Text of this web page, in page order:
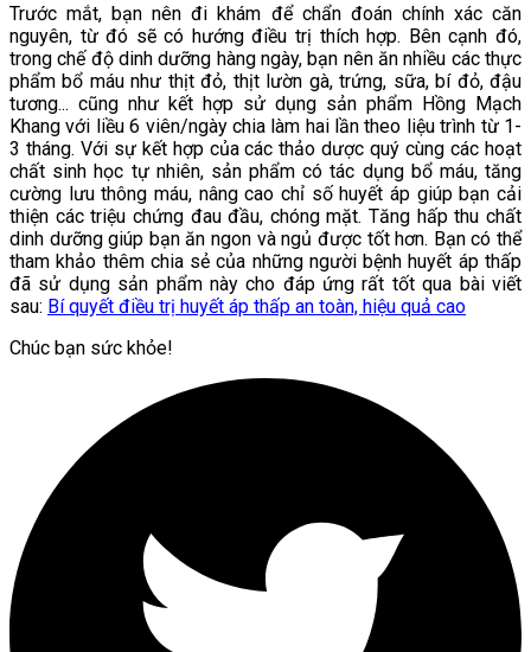
Trước mắt, bạn nên đi khám để chẩn đoán chính xác căn
nguyên, từ đó sẽ có hướng điều trị thích hợp. Bên cạnh đó,
trong chế độ dinh dưỡng hàng ngày, bạn nên ăn nhiều các thực
phẩm bổ máu như thịt đỏ, thịt lườn gà, trứng, sữa, bí đỏ, đậu
tương... cũng như kết hợp sử dụng sản phẩm Hồng Mạch
Khang với liều 6 viên/ngày chia làm hai lần theo liệu trình từ 1-
3 tháng. Với sự kết hợp của các thảo dược quý cùng các hoạt
chất sinh học tự nhiên, sản phẩm có tác dụng bổ máu, tăng
cường lưu thông máu, nâng cao chỉ số huyết áp giúp bạn cải
thiện các triệu chứng đau đầu, chóng mặt. Tăng hấp thu chất
dinh dưỡng giúp bạn ăn ngon và ngủ được tốt hơn. Bạn có thể
tham khảo thêm chia sẻ của những người bệnh huyết áp thấp
đã sử dụng sản phẩm này cho đáp ứng rất tốt qua bài viết
sau: Bí quyết điều trị huyết áp thấp an toàn, hiệu quả cao
Chúc bạn sức khỏe!